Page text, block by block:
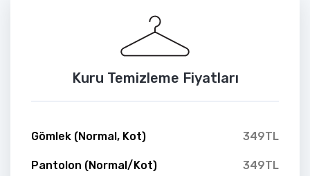
Kuru Temizleme Fiyatları
Gömlek (Normal, Kot) 349TL
Pantolon (Normal/Kot) 349TL